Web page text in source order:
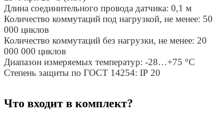
Длина соединительного провода датчика: 0,1 м
Количество коммутаций под нагрузкой, не менее: 50
000 циклов
Количество коммутаций без нагрузки, не менее: 20
000 000 циклов
Диапазон измеряемых температур: -28…+75 °С
Степень защиты по ГОСТ 14254: ІР 20
Что входит в комплект?